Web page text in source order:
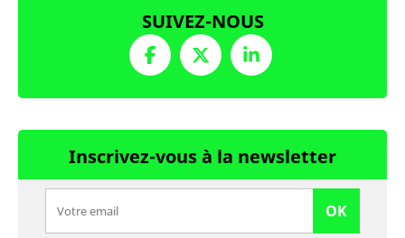
SUIVEZ-NOUS
Inscrivez-vous à la newsletter
OK